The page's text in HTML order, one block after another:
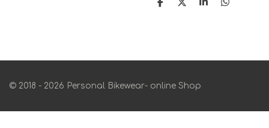
D
D
S
D
© 2018 - 2026 Personal Bikewear- online Shop